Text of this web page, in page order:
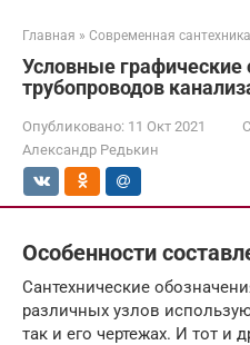
Главная » Современная сантехника
Условные графические
трубопроводов
Опубликовано: 11 Окт 2021
Александр Редькин
Особенности
Сантехнические
различных узлов
так и его чертежах. И тот и